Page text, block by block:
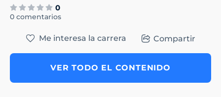
0
0 comentarios
Me interesa la carrera Compartir
VER TODO EL CONTENIDO